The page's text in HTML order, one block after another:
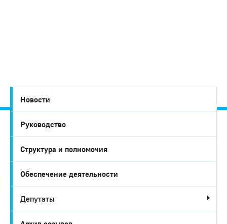
Город
Глазов
Новости
Руководство
Структура и полномочия
Обеспечение деятельности
Депутаты